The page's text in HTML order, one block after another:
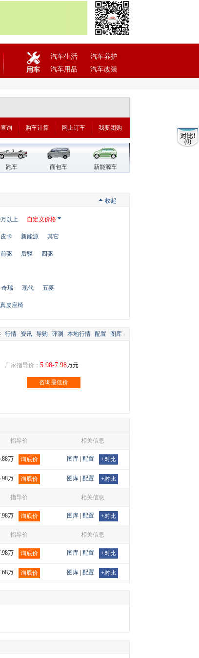
用车
汽车生活
汽车养护
汽车用品
汽车改装
询 购车计算 网上订车 我要团购
跑车 面包车 新能源车
收起
以上 自定义价格
皮卡 新能源 其它
前驱 后驱 四驱
奇瑞 现代 五菱
真皮座椅
行情 资讯 导购 评测 本地行情 配置 图库
厂家指导价： 5.98-7.98万元
咨询最低价
指导价 相关信息
万 询底价 图库 配置 +对比
万 询底价 图库 配置 +对比
指导价 相关信息
万 询底价 图库 配置 +对比
指导价 相关信息
万 询底价 图库 配置 +对比
万 询底价 图库 配置 +对比
(0)